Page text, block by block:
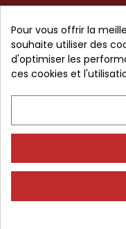
Jeux de construction
Gamme TECAP ?
Gamme Etabli
Tableaux et bureaux
Jeux de société
L'histoire de Jeujura
Pour vous offrir la
souhaite utiliser des
d'optimiser les
ces cookies et